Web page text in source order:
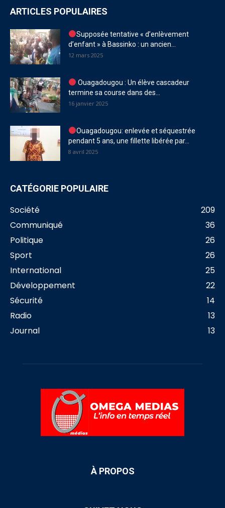
ARTICLES POPULAIRES
Supposée tentative « d’enlèvement
d’enfant » à Bassinko : un ancien...
12 mars 2025
Ouagadougou : Un élève cascadeur
termine sa course dans des...
16 janvier 2025
Ouagadougou: enlevée et séquestrée
pendant 5 ans, une fillette libérée par...
8 avril 2025
CATÉGORIE POPULAIRE
Société
209
Communiqué
36
Politique
26
Sport
26
International
25
Développement
22
Sécurité
14
Radio
13
Journal
13
À PROPOS